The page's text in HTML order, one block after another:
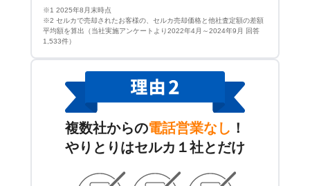
※1 2025年8月末時点
※2 セルカで売却されたお客様の、セルカ売却価格と他社査定額の差額
平均額を算出（当社実施アンケートより2022年4月～2024年9月 回答
1,533件）
複数社からの電話営業なし ！
やりとりはセルカ１社とだけ